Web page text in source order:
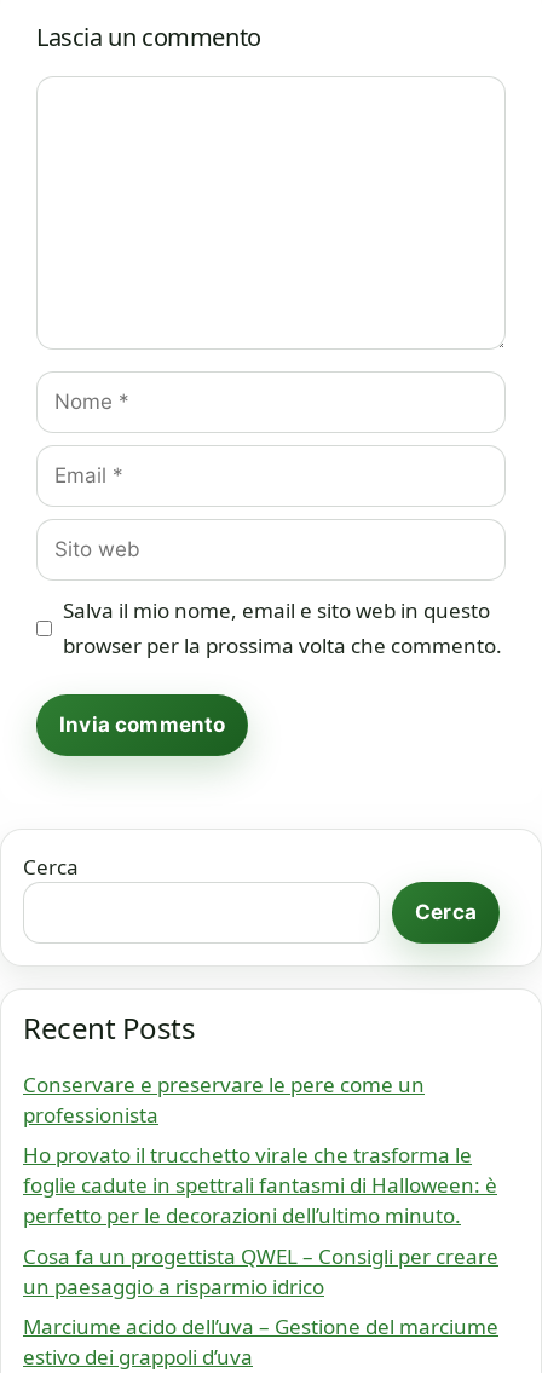
Lascia un commento
Commento
Nome
Email
Sito
web
Salva il mio nome, email e sito web in questo
browser per la prossima volta che commento.
Cerca
Cerca
Recent Posts
Conservare e preservare le pere come un
professionista
Ho provato il trucchetto virale che trasforma le
foglie cadute in spettrali fantasmi di Halloween: è
perfetto per le decorazioni dell’ultimo minuto.
Cosa fa un progettista QWEL – Consigli per creare
un paesaggio a risparmio idrico
Marciume acido dell’uva – Gestione del marciume
estivo dei grappoli d’uva